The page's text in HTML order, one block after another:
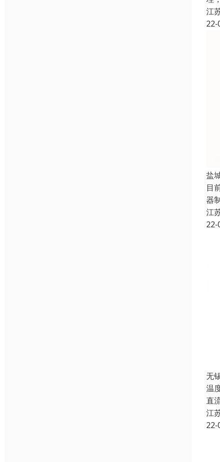
江
22-
盐
目
器
江
22-
无
温
直
江
22-